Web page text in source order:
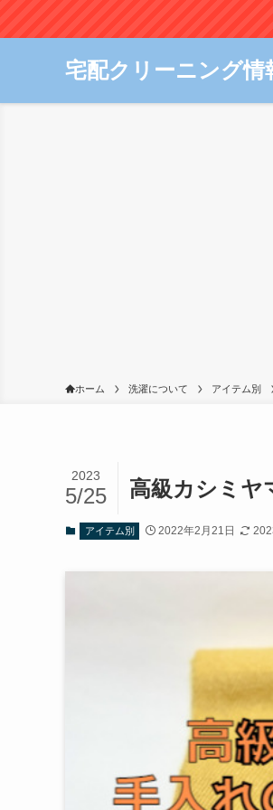
宅配クリーニング情
ホーム 洗濯について アイテム別
高級カシミ
2023
5/25
アイテム別 2022年2月21日